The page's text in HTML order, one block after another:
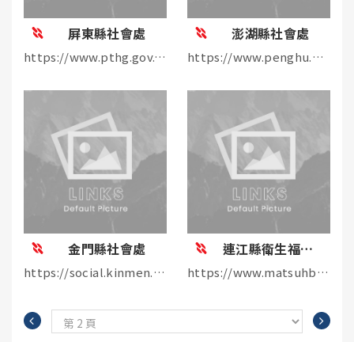
屏東縣社會處
https://www.pthg.gov.tw/planjdp/Default.aspx
澎湖縣社會處
https://www.penghu.gov.tw/society/
金門縣社會處
https://social.kinmen.gov.tw/
連江縣衛生福利局
https://www.matsuhb.gov.tw/